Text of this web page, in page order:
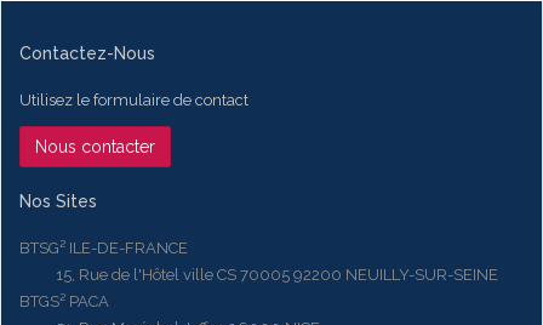
Contactez-Nous
Utilisez le formulaire de contact
Nous contacter
Nos Sites
BTSG² ILE-DE-FRANCE
15, Rue de l'Hôtel ville CS 70005 92200 NEUILLY-SUR-SEINE
BTGS² PACA